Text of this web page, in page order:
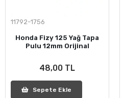
11792-1756
Honda Fizy 125 Yağ Tapa
Pulu 12mm Orijinal
48,00 TL
Sepete Ekle